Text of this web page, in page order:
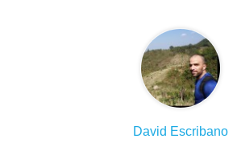
David Escribano